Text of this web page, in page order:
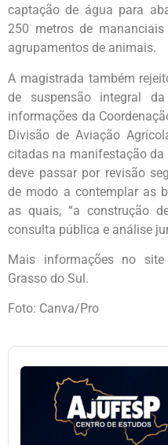
captação de água para
250 metros de
agrupamentos de animais.
A magistrada também
de suspensão integral
informações da
Divisão de Aviação
citadas na manifestação da
deve passar por revisão
de modo a contemplar as
as quais, “a construção
consulta pública e análise
Mais informações no
Grasso do Sul.
Foto: Canva/Pro